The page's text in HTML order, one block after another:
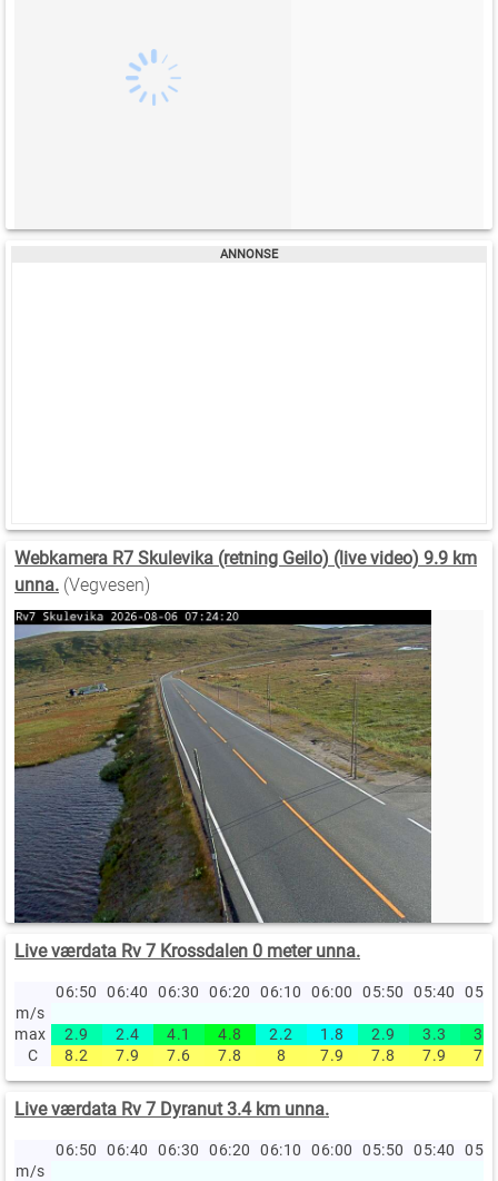
Webkamera R7 Skulevika (retning Geilo) (live video) 9.9 km
unna. (Vegvesen)
Live værdata Rv 7 Krossdalen 0 meter unna.
06:50 06:40 06:30 06:20 06:10 06:00 05:50 05:40
m/s
max
2.9 2.4 4.1 4.8 2.2 1.8 2.9 3.3
3.8
C
8.2 7.9 7.6 7.8 8 7.9 7.8 7.9 7.7
Live værdata Rv 7 Dyranut 3.4 km unna.
06:50 06:40 06:30 06:20 06:10 06:00 05:50 05:40
m/s